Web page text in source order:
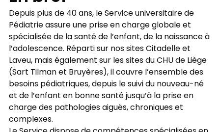
Depuis plus de 40 ans, le Service universitaire de
Pédiatrie assure une prise en charge globale et
spécialisée de la santé de l’enfant, de la naissance à
l’adolescence. Réparti sur nos sites Citadelle et
Laveu, mais également sur les sites du CHU de Liège
(Sart Tilman et Bruyères), il couvre l’ensemble des
besoins pédiatriques, depuis le suivi du nouveau-né
et de l’enfant en bonne santé jusqu’à la prise en
charge des pathologies aiguës, chroniques et
complexes.